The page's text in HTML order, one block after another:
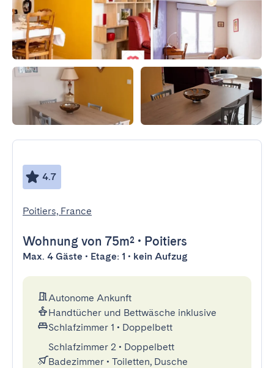
4.7
Poitiers, France
Wohnung von 75m² • Poitiers
Max. 4 Gäste • Etage: 1 • kein Aufzug
Autonome Ankunft
Handtücher und Bettwäsche inklusive
Schlafzimmer 1 • Doppelbett
Schlafzimmer 2 • Doppelbett
Badezimmer • Toiletten, Dusche